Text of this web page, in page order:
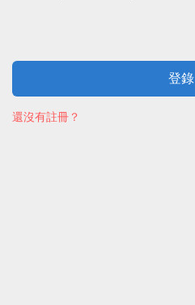
登錄
還沒有註冊？